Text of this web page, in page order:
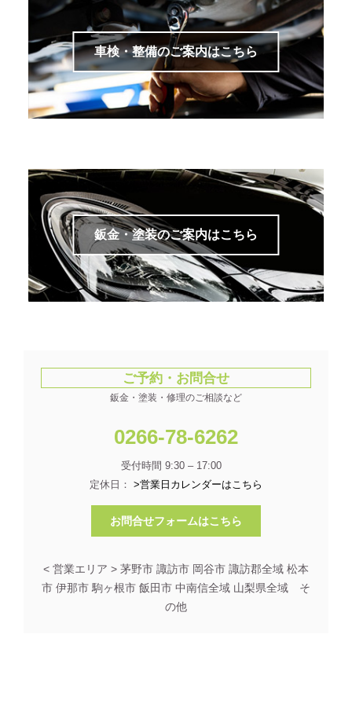
車検・整備のご案内はこちら
鈑金・塗装のご案内はこちら
ご予約・お問合せ
鈑金・塗装・修理のご相談など
0266-78-6262
受付時間 9:30 – 17:00
定休日： >営業日カレンダーはこちら
お問合せフォームはこちら
< 営業エリア > 茅野市 諏訪市 岡谷市 諏訪郡全域 松本
市 伊那市 駒ヶ根市 飯田市 中南信全域 山梨県全域 そ
の他